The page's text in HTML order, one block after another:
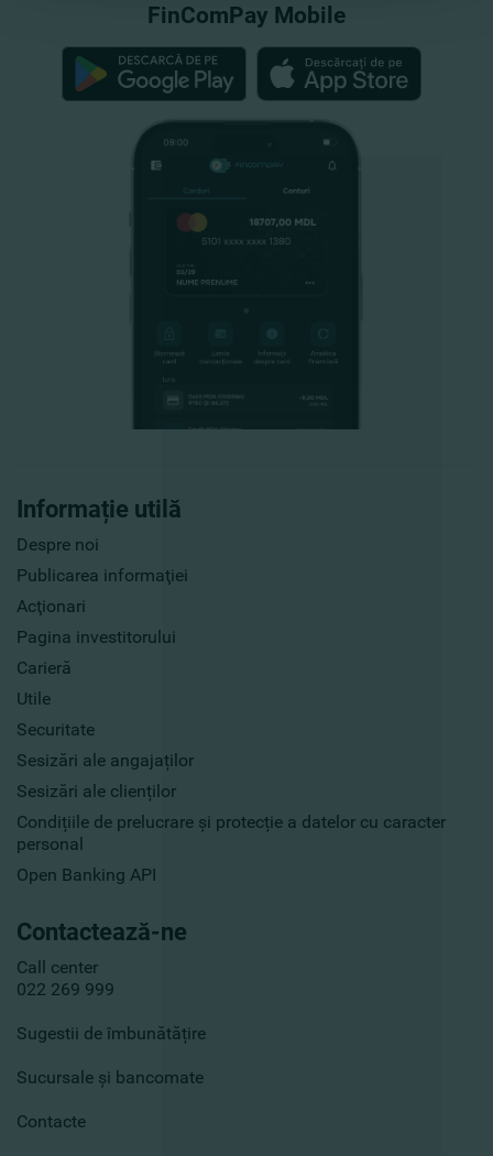
Informație utilă
Despre noi
Publicarea informaţiei
Acţionari
Pagina investitorului
Carieră
Utile
Securitate
Sesizări ale angajaților
Sesizări ale clienților
Condițiile de prelucrare și protecție a datelor cu caracter
personal
Open Banking API
Contactează-ne
Call center
022 269 999
Sugestii de îmbunătățire
Sucursale și bancomate
Contacte
FinComPay Mobile